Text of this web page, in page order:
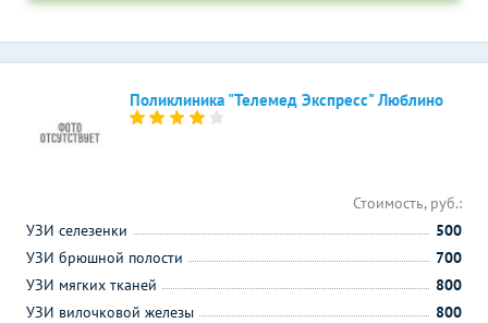
Поликлиника "Телемед Экспресс" Люблино
Стоимость, руб.:
УЗИ селезенки
500
УЗИ брюшной полости
700
УЗИ мягких тканей
800
УЗИ вилочковой железы
800